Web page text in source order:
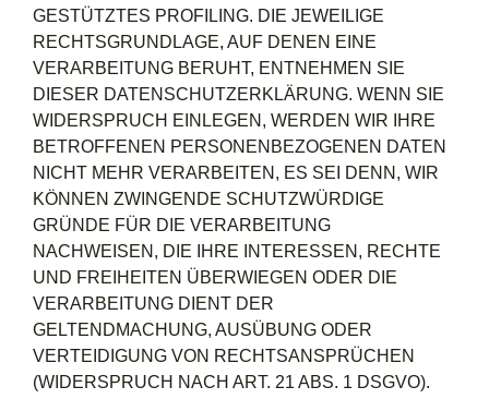
GESTÜTZTES PROFILING. DIE JEWEILIGE
RECHTSGRUNDLAGE, AUF DENEN EINE
VERARBEITUNG BERUHT, ENTNEHMEN SIE
DIESER DATENSCHUTZERKLÄRUNG. WENN SIE
WIDERSPRUCH EINLEGEN, WERDEN WIR IHRE
BETROFFENEN PERSONENBEZOGENEN DATEN
NICHT MEHR VERARBEITEN, ES SEI DENN, WIR
KÖNNEN ZWINGENDE SCHUTZWÜRDIGE
GRÜNDE FÜR DIE VERARBEITUNG
NACHWEISEN, DIE IHRE INTERESSEN, RECHTE
UND FREIHEITEN ÜBERWIEGEN ODER DIE
VERARBEITUNG DIENT DER
GELTENDMACHUNG, AUSÜBUNG ODER
VERTEIDIGUNG VON RECHTSANSPRÜCHEN
(WIDERSPRUCH NACH ART. 21 ABS. 1 DSGVO).